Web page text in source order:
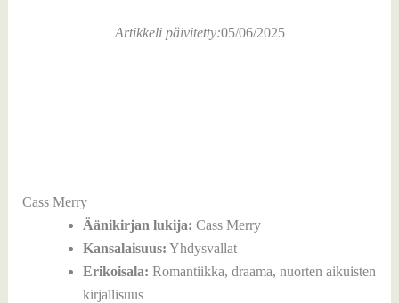
Artikkeli päivitetty:05/06/2025
Cass Merry
Äänikirjan lukija: Cass Merry
Kansalaisuus: Yhdysvallat
Erikoisala: Romantiikka, draama, nuorten aikuisten
kirjallisuus